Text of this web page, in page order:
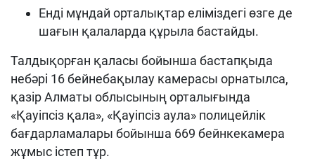
Енді мұндай орталықтар еліміздегі өзге де
шағын қалаларда құрыла бастайды.
Талдықорған қаласы бойынша бастапқыда
небәрі 16 бейнебақылау камерасы орнатылса,
қазір Алматы облысының орталығында
«Қауіпсіз қала», «Қауіпсіз аула» полицейлік
бағдарламалары бойынша 669 бейнкекамера
жұмыс істеп тұр.